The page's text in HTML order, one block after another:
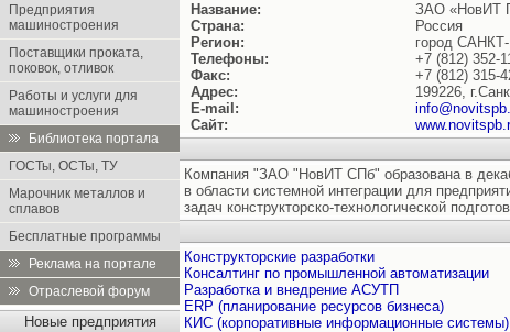
Предприятия
машиностроения
Поставщики проката,
поковок, отливок
Работы и услуги для
машиностроения
Библиотека портала
ГОСТы, ОСТы, ТУ
Марочник металлов и
сплавов
Бесплатные программы
Реклама на портале
Отраслевой форум
Новые предприятия
Название:
ЗАО «НовИТ
Страна:
Россия
Регион:
город
Телефоны:
+7 (812) 352-
Факс:
+7 (812) 315-
Адрес:
199226,
E-mail:
Сайт:
Компания "ЗАО "НовИТ СПб" образована в
в области системной интеграции для
задач конструкторско-технологической
Конструкторские разработки
Консалтинг по промышленной автоматизации
Разработка и внедрение АСУТП
ERP (планирование ресурсов бизнеса)
КИС (корпоративные информационные системы)